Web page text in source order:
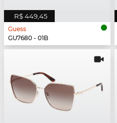
R$ 449,45
Guess
GU7680 - 01B